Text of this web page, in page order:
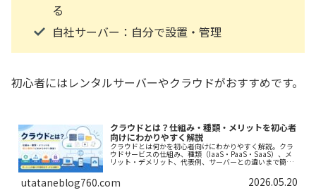
る
自社サーバー：自分で設置・管理
初心者にはレンタルサーバーやクラウドがおすすめです。
クラウドとは？仕組み・種類・メリットを初心者
向けにわかりやすく解説
クラウドとは何かを初心者向けにわかりやすく解説。クラ
ウドサービスの仕組み、種類（IaaS・PaaS・SaaS）、メ
リット・デメリット、代表例、サーバーとの違いまで簡単
に理解できます。
utataneblog760.com 2026.05.20